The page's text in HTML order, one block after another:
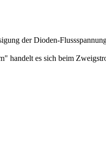
der Dioden-
handelt es sich beim